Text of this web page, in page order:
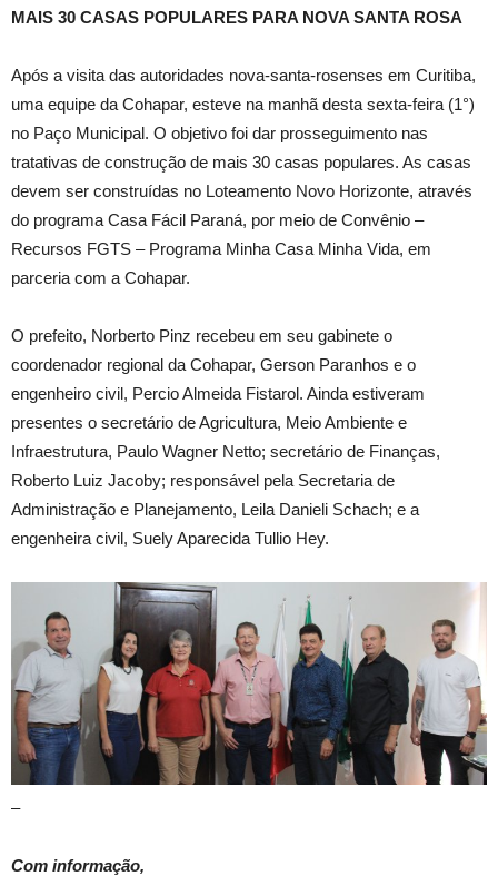
MAIS 30 CASAS POPULARES PARA NOVA SANTA ROSA
Após a visita das autoridades nova-santa-rosenses em Curitiba,
uma equipe da Cohapar, esteve na manhã desta sexta-feira (1°)
no Paço Municipal. O objetivo foi dar prosseguimento nas
tratativas de construção de mais 30 casas populares. As casas
devem ser construídas no Loteamento Novo Horizonte, através
do programa Casa Fácil Paraná, por meio de Convênio –
Recursos FGTS – Programa Minha Casa Minha Vida, em
parceria com a Cohapar.
O prefeito, Norberto Pinz recebeu em seu gabinete o
coordenador regional da Cohapar, Gerson Paranhos e o
engenheiro civil, Percio Almeida Fistarol. Ainda estiveram
presentes o secretário de Agricultura, Meio Ambiente e
Infraestrutura, Paulo Wagner Netto; secretário de Finanças,
Roberto Luiz Jacoby; responsável pela Secretaria de
Administração e Planejamento, Leila Danieli Schach; e a
engenheira civil, Suely Aparecida Tullio Hey.
–
Com informação,